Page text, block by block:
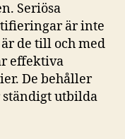
Seriösa
är inte
de till och med
effektiva
De behåller
utbilda